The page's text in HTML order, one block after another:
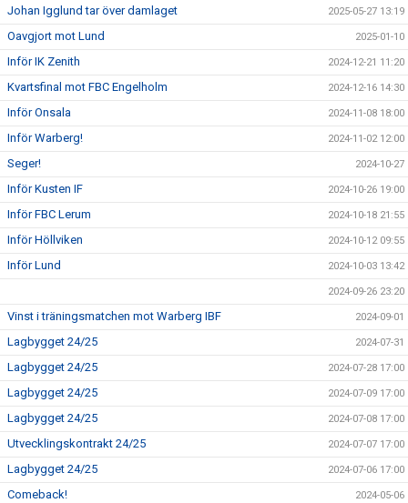
Johan Igglund tar över damlaget 2025-05-27 13:19
Oavgjort mot Lund 2025-01-10
Inför IK Zenith 2024-12-21 11:20
Kvartsfinal mot FBC Engelholm 2024-12-16 14:30
Inför Onsala 2024-11-08 18:00
Inför Warberg! 2024-11-02 12:00
Seger! 2024-10-27
Inför Kusten IF 2024-10-26 19:00
Inför FBC Lerum 2024-10-18 21:55
Inför Höllviken 2024-10-12 09:55
Inför Lund 2024-10-03 13:42
2024-09-26 23:20
Vinst i träningsmatchen mot Warberg IBF 2024-09-01
Lagbygget 24/25 2024-07-31
Lagbygget 24/25 2024-07-28 17:00
Lagbygget 24/25 2024-07-09 17:00
Lagbygget 24/25 2024-07-08 17:00
Utvecklingskontrakt 24/25 2024-07-07 17:00
Lagbygget 24/25 2024-07-06 17:00
Comeback! 2024-05-06